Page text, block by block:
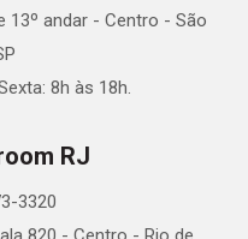
13º andar - Centro - São
8h às 18h.
RJ
3320